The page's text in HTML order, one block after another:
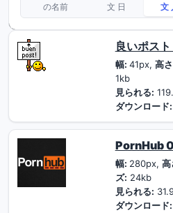
の名前
文 日
文
良いポス
幅: 41px, 高
1kb
見られる:
ダウンロード:
PornHub
幅: 280px, 高
ズ: 24kb
見られる:
ダウンロード: